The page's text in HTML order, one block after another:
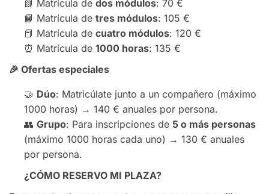
📗 Matrícula de dos módulos: 70 €
📙 Matrícula de tres módulos: 105 €
📕 Matrícula de cuatro módulos: 120 €
⏰ Matrícula de 1000 horas: 135 €
🎉 Ofertas especiales
🤝 Dúo: Matricúlate junto a un compañero (máximo
1000 horas) → 140 € anuales por persona.
👥 Grupo: Para inscripciones de 5 o más personas
(máximo 1000 horas cada uno) → 130 € anuales
por persona.
¿CÓMO RESERVO MI PLAZA?